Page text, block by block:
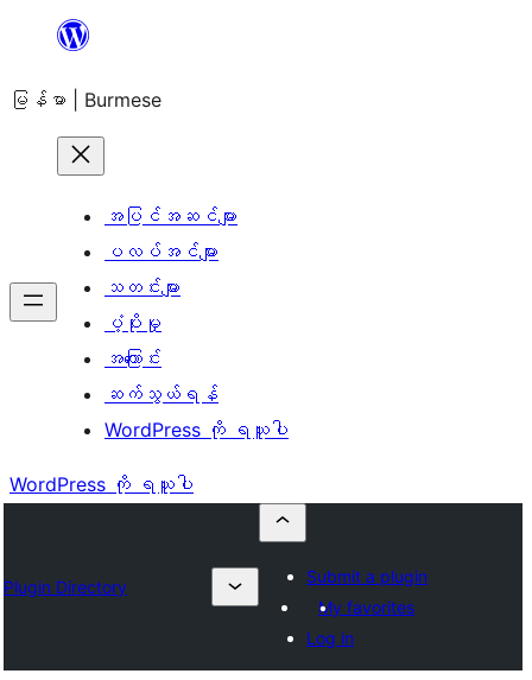
အကြောင်းအရာ
ကျော်သွား
မြန်မာ | Burmese
အပြင်အဆင်များ
ပလပ်အင်များ
သတင်းများ
ပံ့ပိုးမှု
အကြောင်း
ဆက်သွယ်ရန်
WordPress ကို ရယူပါ
WordPress ကို ရယူပါ
Plugin Directory
Submit a plugin
My favorites
Log in